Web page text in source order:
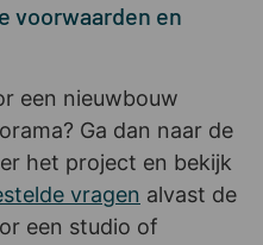
voorwaarden en
een nieuwbouw
Ga dan naar de
het project en bekijk
vragen alvast de
een studio of